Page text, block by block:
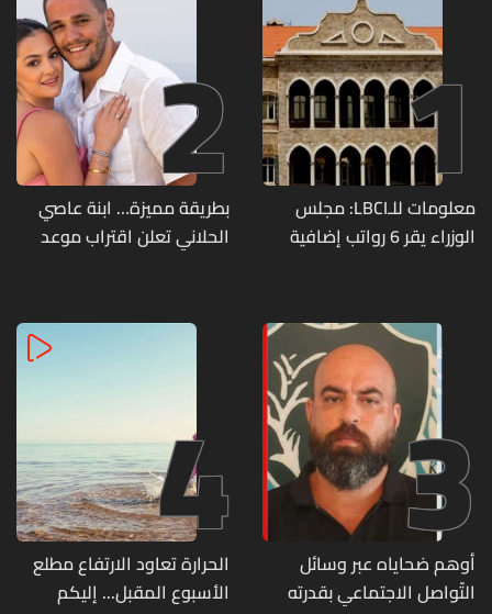
1
معلومات للـLBCI: مجلس
الوزراء يقر 6 رواتب إضافية
منذ آذار
2
بطريقة مميزة… ابنة عاصي
الحلاني تعلن اقتراب موعد
3
أوهم ضحاياه عبر وسائل
التّواصل الاجتماعي بقدرته
4
الحرارة تعاود الارتفاع مطلع
الأسبوع المقبل... إليكم